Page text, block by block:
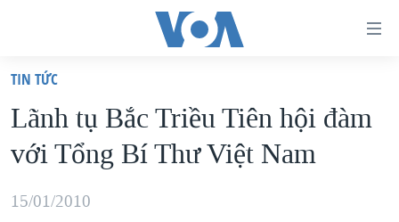
truy
cập
Tới
dung
VIỆT NAM
HOA KỲ
BIỂN ĐÔNG
TIN TỨC
Lãnh tụ Bắc Triều Tiên hội đàm
với Tổng Bí Thư Việt Nam
15/01/2010